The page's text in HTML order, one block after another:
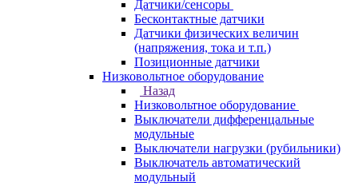
Датчики/сенсоры
Бесконтактные датчики
Датчики физических величин
(напряжения, тока и т.п.)
Позиционные датчики
Низковольтное оборудование
Назад
Низковольтное оборудование
Выключатели дифференцальные
модульные
Выключатели нагрузки (рубильники)
Выключатель автоматический
модульный